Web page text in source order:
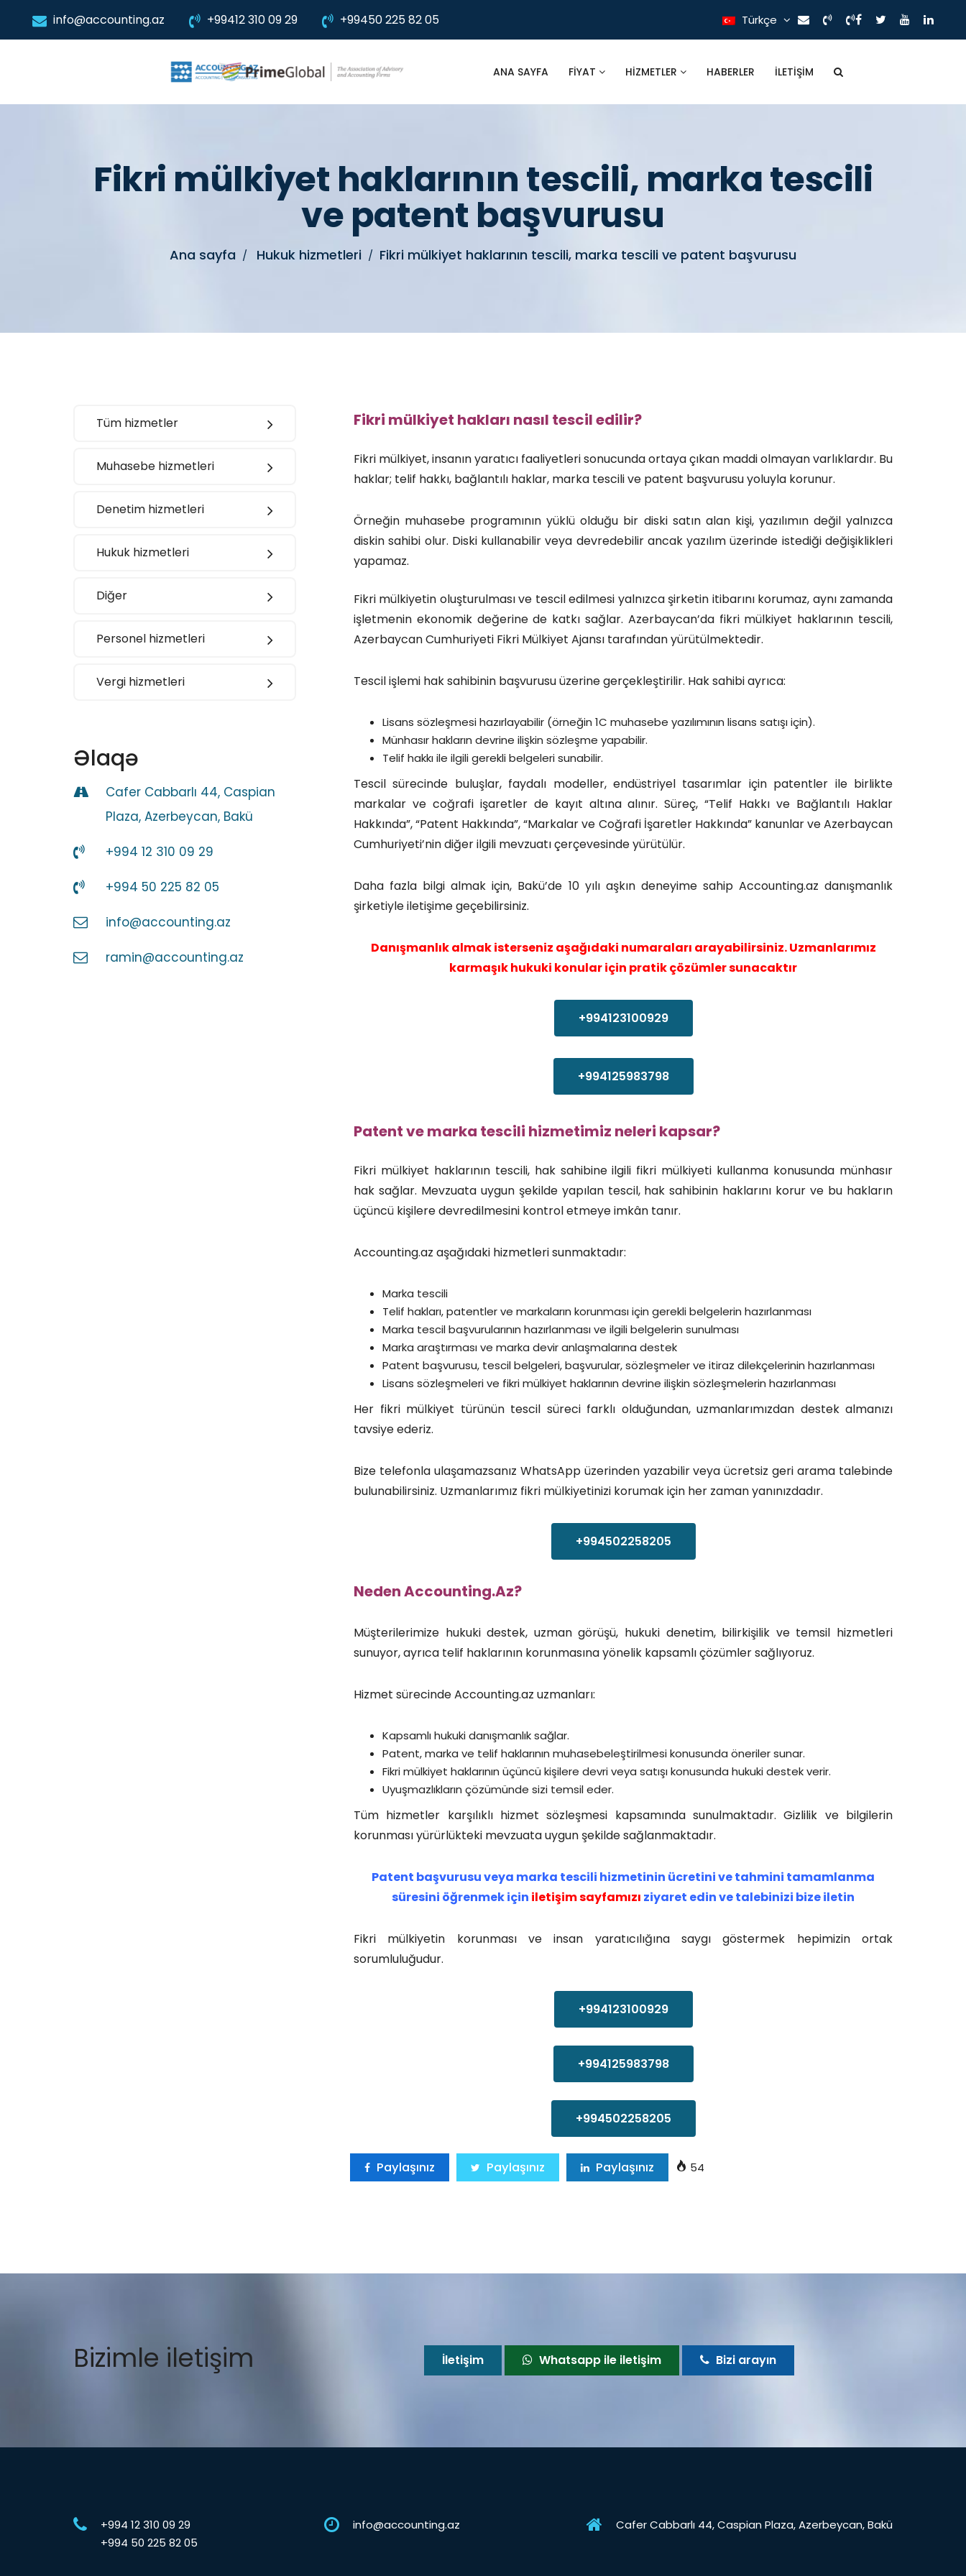
info@accounting.az +99412 310 09 29 +99450 225 82 05 Türkçe
ANA SAYFA FIYAT HIZMETLER HABERLER İLETIŞIM
Fikri mülkiyet haklarının tescili, marka tescili
ve patent başvurusu
Ana sayfa Hukuk hizmetleri Fikri mülkiyet haklarının tescili, marka tescili ve patent başvurusu
Tüm hizmetler
Muhasebe hizmetleri
Denetim hizmetleri
Hukuk hizmetleri
Diğer
Personel hizmetleri
Vergi hizmetleri
Əlaqə
Cafer Cabbarlı 44, Caspian
Plaza, Azerbeycan, Bakü
+994 12 310 09 29
+994 50 225 82 05
info@accounting.az
ramin@accounting.az
Fikri mülkiyet hakları nasıl tescil edilir?
Fikri mülkiyet, insanın yaratıcı faaliyetleri sonucunda ortaya çıkan maddi olmayan varlıklardır. Bu
haklar; telif hakkı, bağlantılı haklar, marka tescili ve patent başvurusu yoluyla korunur.
Örneğin muhasebe programının yüklü olduğu bir diski satın alan kişi, yazılımın değil yalnızca
diskin sahibi olur. Diski kullanabilir veya devredebilir ancak yazılım üzerinde istediği değişiklikleri
yapamaz.
Fikri mülkiyetin oluşturulması ve tescil edilmesi yalnızca şirketin itibarını korumaz, aynı zamanda
işletmenin ekonomik değerine de katkı sağlar. Azerbaycan’da fikri mülkiyet haklarının tescili,
Azerbaycan Cumhuriyeti Fikri Mülkiyet Ajansı tarafından yürütülmektedir.
Tescil işlemi hak sahibinin başvurusu üzerine gerçekleştirilir. Hak sahibi ayrıca:
Lisans sözleşmesi hazırlayabilir (örneğin 1C muhasebe yazılımının lisans satışı için).
Münhasır hakların devrine ilişkin sözleşme yapabilir.
Telif hakkı ile ilgili gerekli belgeleri sunabilir.
Tescil sürecinde buluşlar, faydalı modeller, endüstriyel tasarımlar için patentler ile birlikte
markalar ve coğrafi işaretler de kayıt altına alınır. Süreç, “Telif Hakkı ve Bağlantılı Haklar
Hakkında”, “Patent Hakkında”, “Markalar ve Coğrafi İşaretler Hakkında” kanunlar ve Azerbaycan
Cumhuriyeti’nin diğer ilgili mevzuatı çerçevesinde yürütülür.
Daha fazla bilgi almak için, Bakü’de 10 yılı aşkın deneyime sahip Accounting.az danışmanlık
şirketiyle iletişime geçebilirsiniz.
Danışmanlık almak isterseniz aşağıdaki numaraları arayabilirsiniz. Uzmanlarımız
karmaşık hukuki konular için pratik çözümler sunacaktır
+994123100929
+994125983798
Patent ve marka tescili hizmetimiz neleri kapsar?
Fikri mülkiyet haklarının tescili, hak sahibine ilgili fikri mülkiyeti kullanma konusunda münhasır
hak sağlar. Mevzuata uygun şekilde yapılan tescil, hak sahibinin haklarını korur ve bu hakların
üçüncü kişilere devredilmesini kontrol etmeye imkân tanır.
Accounting.az aşağıdaki hizmetleri sunmaktadır:
Marka tescili
Telif hakları, patentler ve markaların korunması için gerekli belgelerin hazırlanması
Marka tescil başvurularının hazırlanması ve ilgili belgelerin sunulması
Marka araştırması ve marka devir anlaşmalarına destek
Patent başvurusu, tescil belgeleri, başvurular, sözleşmeler ve itiraz dilekçelerinin hazırlanması
Lisans sözleşmeleri ve fikri mülkiyet haklarının devrine ilişkin sözleşmelerin hazırlanması
Her fikri mülkiyet türünün tescil süreci farklı olduğundan, uzmanlarımızdan destek almanızı
tavsiye ederiz.
Bize telefonla ulaşamazsanız WhatsApp üzerinden yazabilir veya ücretsiz geri arama talebinde
bulunabilirsiniz. Uzmanlarımız fikri mülkiyetinizi korumak için her zaman yanınızdadır.
+994502258205
Neden Accounting.Az?
Müşterilerimize hukuki destek, uzman görüşü, hukuki denetim, bilirkişilik ve temsil hizmetleri
sunuyor, ayrıca telif haklarının korunmasına yönelik kapsamlı çözümler sağlıyoruz.
Hizmet sürecinde Accounting.az uzmanları:
Kapsamlı hukuki danışmanlık sağlar.
Patent, marka ve telif haklarının muhasebeleştirilmesi konusunda öneriler sunar.
Fikri mülkiyet haklarının üçüncü kişilere devri veya satışı konusunda hukuki destek verir.
Uyuşmazlıkların çözümünde sizi temsil eder.
Tüm hizmetler karşılıklı hizmet sözleşmesi kapsamında sunulmaktadır. Gizlilik ve bilgilerin
korunması yürürlükteki mevzuata uygun şekilde sağlanmaktadır.
Patent başvurusu veya marka tescili hizmetinin ücretini ve tahmini tamamlanma
süresini öğrenmek için iletişim sayfamızı ziyaret edin ve talebinizi bize iletin
Fikri mülkiyetin korunması ve insan yaratıcılığına saygı göstermek hepimizin ortak
sorumluluğudur.
+994123100929
+994125983798
+994502258205
Paylaşınız Paylaşınız Paylaşınız 54
Bizimle iletişim İletişim Whatsapp ile iletişim Bizi arayın
+994 12 310 09 29
+994 50 225 82 05
info@accounting.az Cafer Cabbarlı 44, Caspian Plaza, Azerbeycan, Bakü